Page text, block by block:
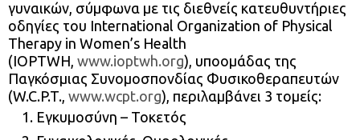
γυναικών, σύμφωνα με τις διεθνείς κατευθυντήριες
οδηγίες του International Organization of Physical
Therapy in Women’s Health
(IOPTWH, www.ioptwh.org), υποομάδας της
Παγκόσμιας Συνομοσπονδίας Φυσικοθεραπευτών
(W.C.P.T., www.wcpt.org), περιλαμβάνει 3 τομείς:
Εγκυμοσύνη – Τοκετός